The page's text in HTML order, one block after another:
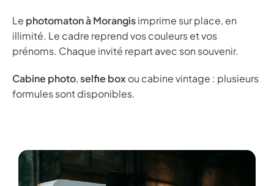
Le photomaton à Morangisimprime sur place, en
illimité. Le cadre reprend vos couleurs et vos
prénoms. Chaque invité repart avec son souvenir.
Cabine photo,selfie box ou cabine vintage : plusieurs
formules sont disponibles.